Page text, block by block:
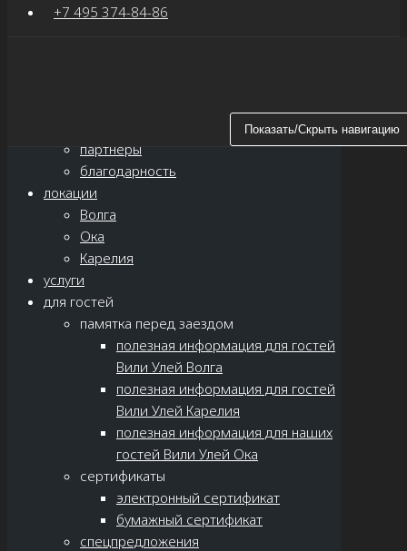
+7 495 374-84-86
Показать/Скрыть навигацию
партнёры
благодарность
локации
Волга
Ока
Карелия
услуги
для гостей
памятка перед заездом
полезная информация для гостей
Вили Улей Волга
полезная информация для гостей
Вили Улей Карелия
полезная информация для наших
гостей Вили Улей Ока
сертификаты
электронный сертификат
бумажный сертификат
спецпредложения